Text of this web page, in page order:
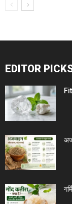
EDITOR